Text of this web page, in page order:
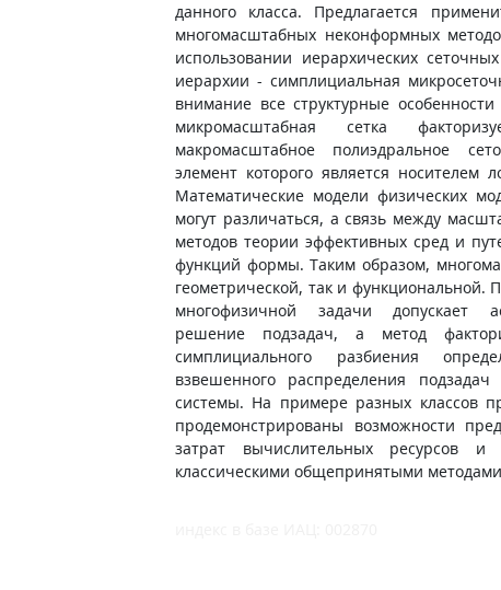
данного класса. Предлагается
многомасштабных неконформных
использовании иерархических
иерархии - симплициальная
внимание все структурные
микромасштабная сетка
макромасштабное полиэдральное
элемент которого является носителем
Математические модели физических
могут различаться, а связь между
методов теории эффективных сред и
функций формы. Таким образом,
геометрической, так и функциональной.
многофизичной задачи допускает
решение подзадач, а метод
симплициального разбиения
взвешенного распределения
системы. На примере разных классов
продемонстрированы возможности
затрат вычислительных ресурсов и
классическими общепринятыми